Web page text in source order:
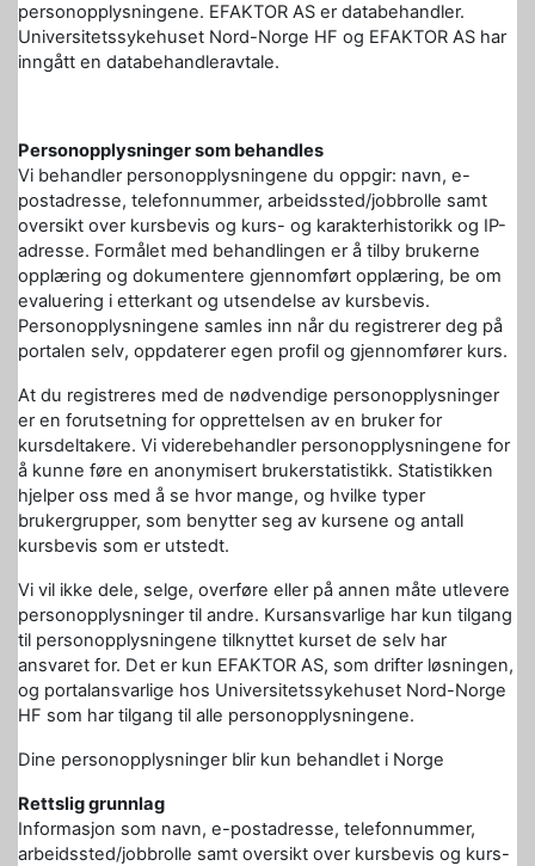
personopplysningene. EFAKTOR AS er databehandler.
Universitetssykehuset Nord-Norge HF og EFAKTOR AS har
inngått en databehandleravtale.
Personopplysninger som behandles
Vi behandler personopplysningene du oppgir: navn, e-
postadresse, telefonnummer, arbeidssted/jobbrolle samt
oversikt over kursbevis og kurs- og karakterhistorikk og IP-
adresse. Formålet med behandlingen er å tilby brukerne
opplæring og dokumentere gjennomført opplæring, be om
evaluering i etterkant og utsendelse av kursbevis.
Personopplysningene samles inn når du registrerer deg på
portalen selv, oppdaterer egen profil og gjennomfører kurs.
At du registreres med de nødvendige personopplysninger
er en forutsetning for opprettelsen av en bruker for
kursdeltakere. Vi viderebehandler personopplysningene for
å kunne føre en anonymisert brukerstatistikk. Statistikken
hjelper oss med å se hvor mange, og hvilke typer
brukergrupper, som benytter seg av kursene og antall
kursbevis som er utstedt.
Vi vil ikke dele, selge, overføre eller på annen måte utlevere
personopplysninger til andre. Kursansvarlige har kun tilgang
til personopplysningene tilknyttet kurset de selv har
ansvaret for. Det er kun EFAKTOR AS, som drifter løsningen,
og portalansvarlige hos Universitetssykehuset Nord-Norge
HF som har tilgang til alle personopplysningene.
Dine personopplysninger blir kun behandlet i Norge
Rettslig grunnlag
Informasjon som navn, e-postadresse, telefonnummer,
arbeidssted/jobbrolle samt oversikt over kursbevis og kurs-